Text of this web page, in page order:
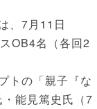
、7月11日
OB4名（各回2
トの「親子『な
能見篤史氏（7